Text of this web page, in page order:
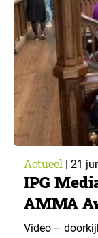
doet ze er
Actueel | 21
IPG
AMMA
Video –